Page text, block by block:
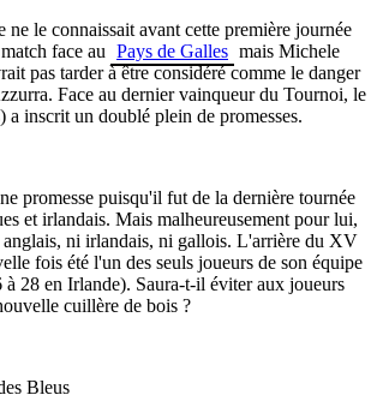
ne le connaissait avant cette première journée
face au Pays de Galles mais Michele
pas tarder à être considéré comme le danger
Face au dernier vainqueur du Tournoi, le
a inscrit un doublé plein de promesses.
promesse puisqu'il fut de la dernière tournée
et irlandais. Mais malheureusement pour lui,
anglais, ni irlandais, ni gallois. L'arrière du XV
fois été l'un des seuls joueurs de son équipe
à 28 en Irlande). Saura-t-il éviter aux joueurs
cuillère de bois ?
Bleus